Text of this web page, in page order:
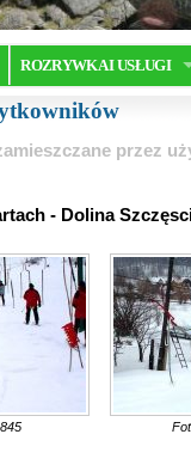
ROZRYWKA I USŁUGI
przez
- Dolina